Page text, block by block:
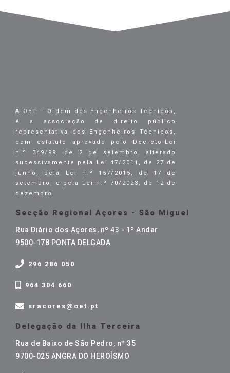
A OET – Ordem dos Engenheiros Técnicos,
é a associação de direito público
representativa dos Engenheiros Técnicos,
com estatuto aprovado pelo Decreto-Lei
n.º 349/99, de 2 de setembro, alterado
sucessivamente pela Lei 47/2011, de 27 de
junho, pela Lei n.º 157/2015, de 17 de
setembro, e pela Lei n.º 70/2023, de 12 de
dezembro.
Secção Regional Açores - São Miguel
Rua Diário dos Açores, nº 43 - 1º Andar
9500-178 PONTA DELGADA
296 286 050
964 304 660
sracores@oet.pt
Delegação da Ilha Terceira
Rua de Baixo de São Pedro, nº 35
9700-025 ANGRA DO HEROÍSMO